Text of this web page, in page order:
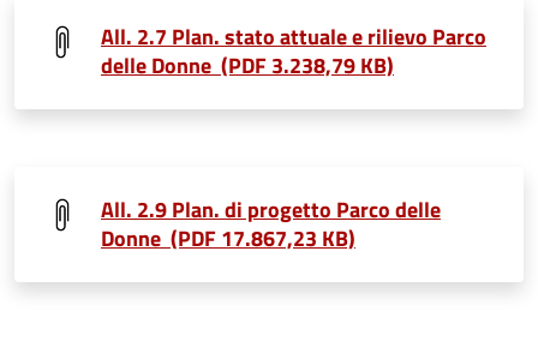
All. 2.7 Plan. stato attuale e rilievo Parco
delle Donne (PDF 3.238,79 KB)
All. 2.9 Plan. di progetto Parco delle
Donne (PDF 17.867,23 KB)